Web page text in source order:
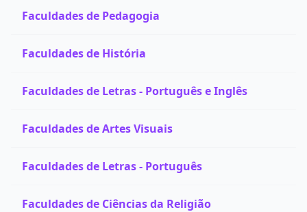
Faculdades de Pedagogia
Faculdades de História
Faculdades de Letras - Português e Inglês
Faculdades de Artes Visuais
Faculdades de Letras - Português
Faculdades de Ciências da Religião